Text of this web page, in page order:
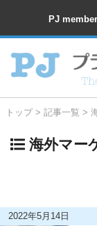
PJ member
トップ 記事一覧
海外マー
2022年5月14日